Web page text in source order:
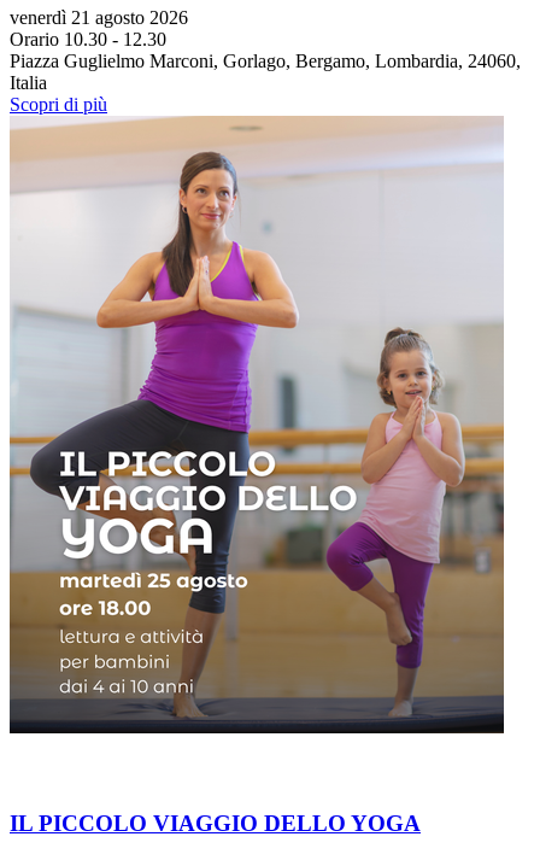
venerdì 21 agosto 2026
Orario 10.30 - 12.30
Piazza Guglielmo Marconi, Gorlago, Bergamo, Lombardia, 24060,
Italia
Scopri di più
IL PICCOLO VIAGGIO DELLO YOGA